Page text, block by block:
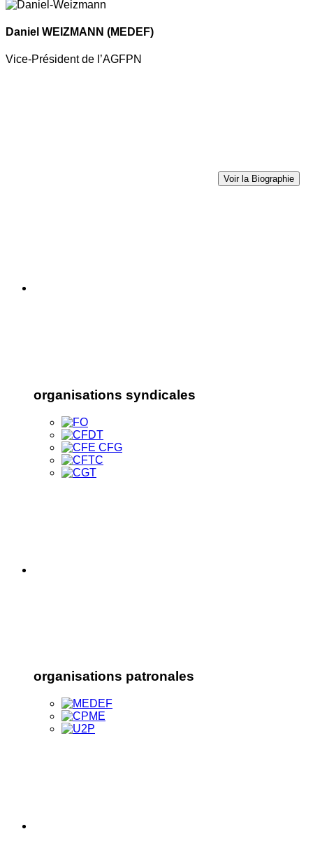
Daniel WEIZMANN (MEDEF)
Vice-Président de l’AGFPN
Voir la Biographie
organisations syndicales
organisations patronales